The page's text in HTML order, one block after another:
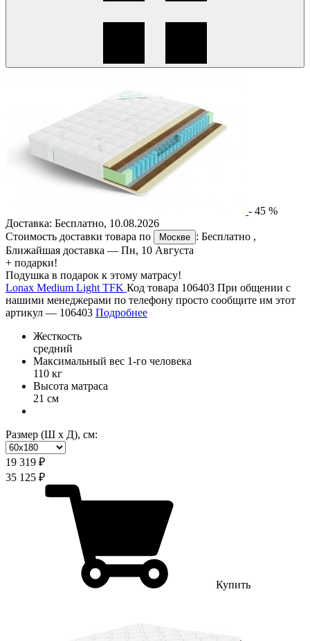
- 45 %
Доставка: Бесплатно, 10.08.2026
Стоимость доставки товара по
Москве : Бесплатно ,
Ближайшая доставка — Пн, 10 Августа
+ подарки!
Подушка в подарок к этому матрасу!
Lonax Medium Light TFK Код товара 106403 При общении с
нашими менеджерами по телефону просто сообщите им этот
артикул — 106403 Подробнее
Жесткость
средний
Максимальный вес 1-го человека
110 кг
Высота матраса
21 см
Размер (Ш х Д), см:
19 319 ₽
35 125 ₽
Купить